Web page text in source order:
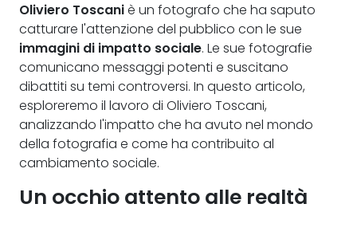
Oliviero Toscaniè un fotografo che ha saputo
catturare l'attenzione del pubblico con le sue
immagini di impatto sociale. Le sue fotografie
comunicano messaggi potenti e suscitano
dibattiti su temi controversi. In questo articolo,
esploreremo il lavoro di Oliviero Toscani,
analizzando l'impatto che ha avuto nel mondo
della fotografia e come ha contribuito al
cambiamento sociale.
Un occhio attento alle realtà